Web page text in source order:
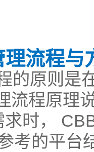
流程与
的原则是
流程原理
时，
考的平台